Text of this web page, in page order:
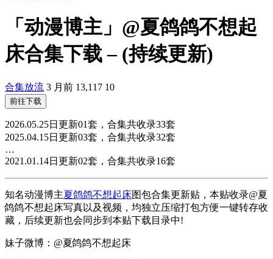
「动漫博主」@夏鸽鸽不想起
床合集下载 – (持续更新)
合集放流 3 月前 13,117 10
前往下载
2026.05.25日更新01套，合集共收录33套
2025.04.15日更新03套，合集共收录32套
…
2021.01.14日更新02套，合集共收录16套
知名动漫博主夏鸽鸽不想起床图包合集更新贴，本贴收录@夏
鸽鸽不想起床写真以及视频，均独立压缩打包方便一键转存收
藏，后续更新也会同步到本贴下载目录中!
妹子微博：@夏鸽鸽不想起床